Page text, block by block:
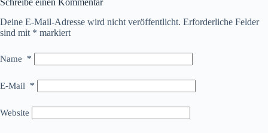
Schreibe einen Kommentar
Deine E-Mail-Adresse wird nicht veröffentlicht. Erforderliche Felder
sind mit * markiert
Name *
E-Mail *
Website